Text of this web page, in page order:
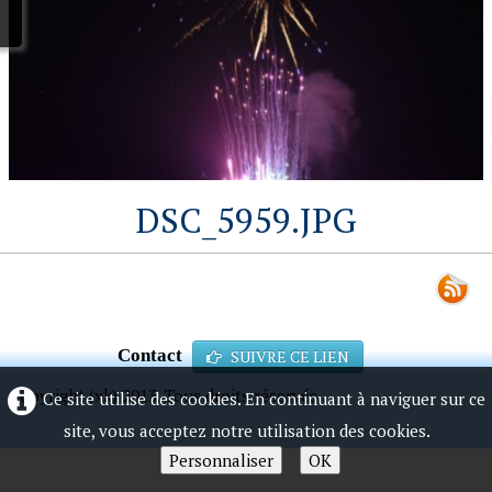
DSC_5959.JPG
Contact SUIVRE CE LIEN
Copyright (xk) 2013. Tous droits réservés.
Ce site utilise des cookies. En continuant à naviguer sur ce
site, vous acceptez notre utilisation des cookies.
Personnaliser
OK